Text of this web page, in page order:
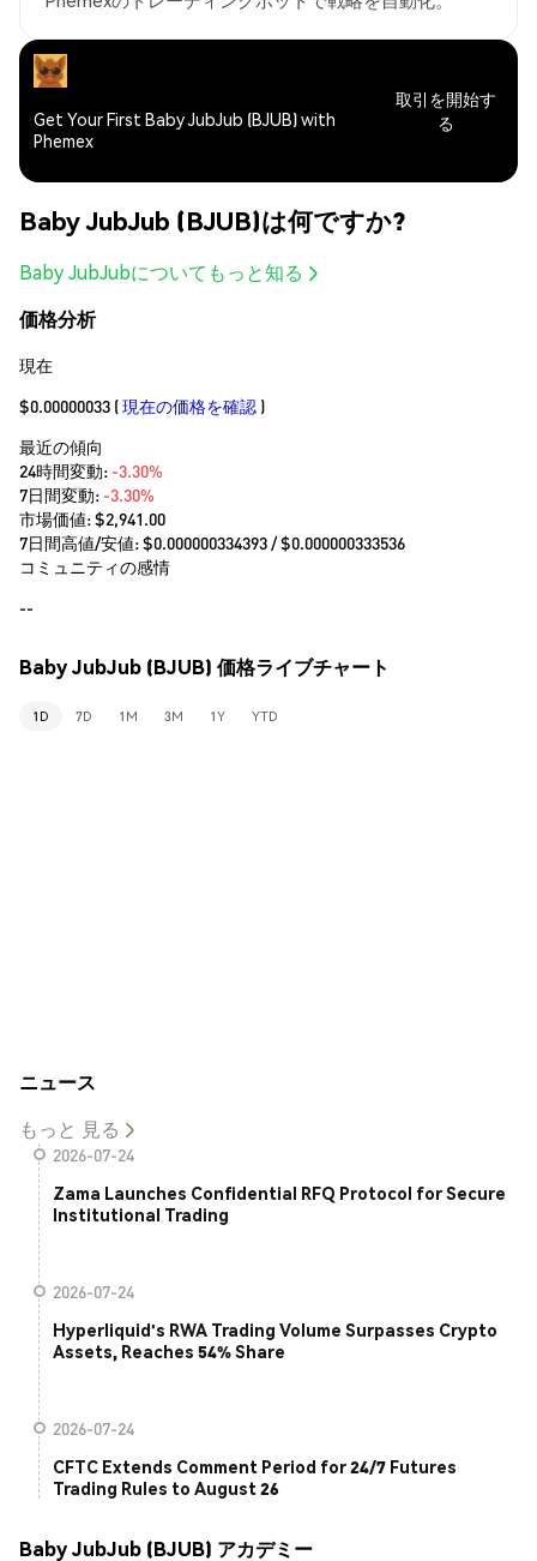
Get Your First Baby JubJub (BJUB) with
Phemex
取引を開始す
る
Baby JubJub (BJUB)は何ですか?
Baby JubJubについてもっと知る
価格分析
現在
$0.00000033 (現在の価格を確認 )
最近の傾向
24時間変動: -3.30%
7日間変動: -3.30%
市場価値:$2,941.00
7日間高値/安値: $0.000000334393/ $0.000000333536
コミュニティの感情
--
Baby JubJub (BJUB) 価格ライブチャート
1D 7D 1M 3M 1Y YTD
ニュース
もっと 見る
2026-07-24
Zama Launches Confidential RFQ Protocol for Secure
Institutional Trading
2026-07-24
Hyperliquid's RWA Trading Volume Surpasses Crypto
Assets, Reaches 54% Share
2026-07-24
CFTC Extends Comment Period for 24/7 Futures
Trading Rules to August 26
Baby JubJub (BJUB) アカデミー